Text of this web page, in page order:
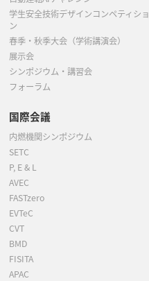
学生安全技術デザインコンペティショ
ン
春季・秋季大会（学術講演会）
展示会
シンポジウム・講習会
フォーラム
国際会議
内燃機関シンポジウム
SETC
P, E & L
AVEC
FASTzero
EVTeC
CVT
BMD
FISITA
APAC